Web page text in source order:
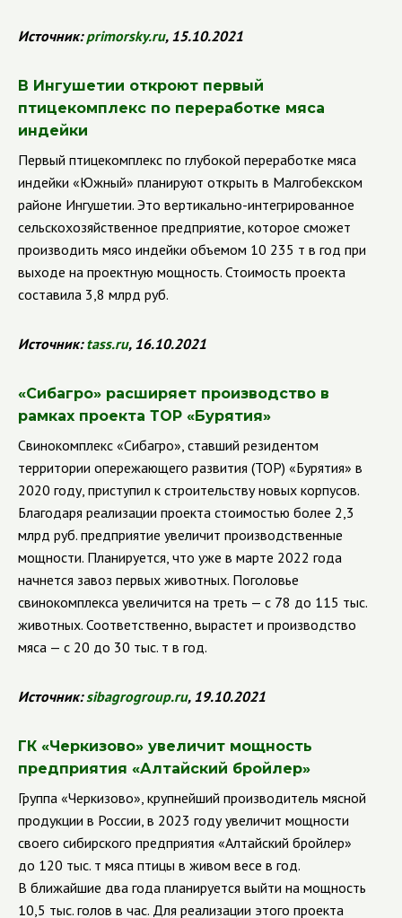
Источник:primorsky.ru, 15.10.2021
В Ингушетии откроют первый
птицекомплекс по переработке мяса
индейки
Первый птицекомплекс по глубокой переработке мяса
индейки «Южный» планируют открыть в Малгобекском
районе Ингушетии. Это вертикально-интегрированное
сельскохозяйственное предприятие, которое сможет
производить мясо индейки объемом 10 235 т в год при
выходе на проектную мощность. Стоимость проекта
составила 3,8 млрд руб.
Источник:tass.ru, 16.10.2021
«Сибагро» расширяет производство в
рамках проекта ТОР «Бурятия»
Свинокомплекс «Сибагро», ставший резидентом
территории опережающего развития (ТОР) «Бурятия» в
2020 году, приступил к строительству новых корпусов.
Благодаря реализации проекта стоимостью более 2,3
млрд руб. предприятие увеличит производственные
мощности. Планируется, что уже в марте 2022 года
начнется завоз первых животных. Поголовье
свинокомплекса увеличится на треть — с 78 до 115 тыс.
животных. Соответственно, вырастет и производство
мяса — с 20 до 30 тыс. т в год.
Источник:sibagrogroup.ru, 19.10.2021
ГК «Черкизово» увеличит мощность
предприятия «Алтайский бройлер»
Группа «Черкизово», крупнейший производитель мясной
продукции в России, в 2023 году увеличит мощности
своего сибирского предприятия «Алтайский бройлер»
до 120 тыс. т мяса птицы в живом весе в год.
В ближайшие два года планируется выйти на мощность
10,5 тыс. голов в час. Для реализации этого проекта